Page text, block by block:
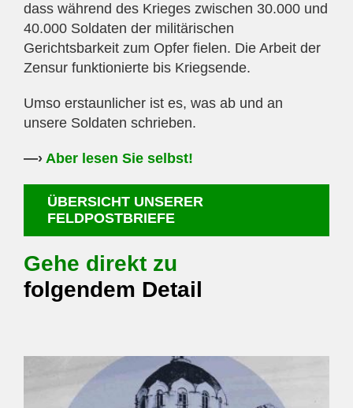
dass während des Krieges zwischen 30.000 und
40.000 Soldaten der militärischen
Gerichtsbarkeit zum Opfer fielen. Die Arbeit der
Zensur funktionierte bis Kriegsende.
Umso erstaunlicher ist es, was ab und an
unsere Soldaten schrieben.
—› Aber lesen Sie selbst!
ÜBERSICHT UNSERER
FELDPOSTBRIEFE
Gehe direkt zu
folgendem Detail